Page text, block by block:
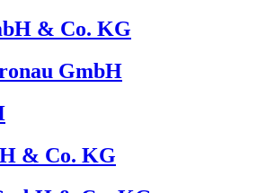
& Co. KG
GmbH
& Co. KG